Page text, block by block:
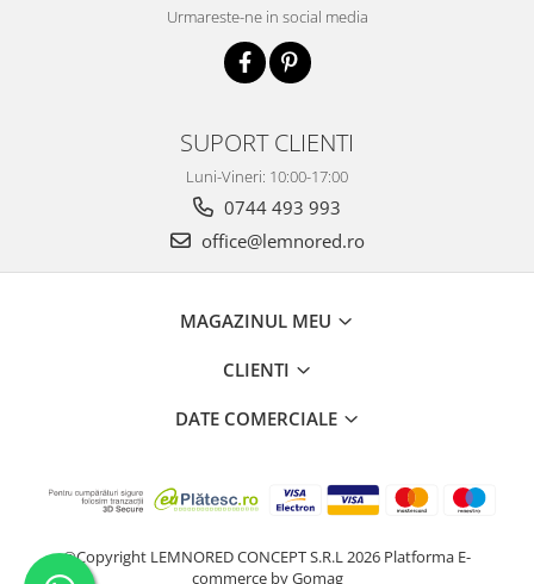
Urmareste-ne in social media
SUPORT CLIENTI
Luni-Vineri: 10:00-17:00
0744 493 993
office@lemnored.ro
MAGAZINUL MEU
CLIENTI
DATE COMERCIALE
©Copyright LEMNORED CONCEPT S.R.L 2026 Platforma E-
commerce by Gomag